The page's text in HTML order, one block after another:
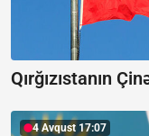
Qırğızıstanın
4 Avqust 17:07